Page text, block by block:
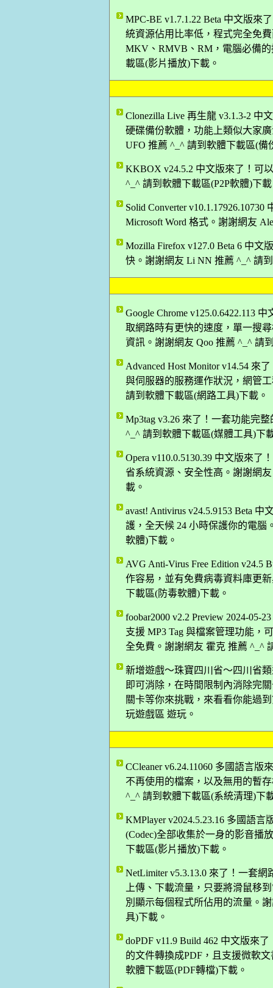
MPC-BE v1.7.1.22 Beta 中文版來
統資源佔用比率低，程式完全免
MKV、RMVB、RM，電腦必備
載區(影片播放)下載。
Clonezilla Live 再生龍 v3.1.3-2 中
硬碟備份軟體，功能上類似大家
UFO 推薦 ^_^ 請到軟體下載區(備
KKBOX v24.5.2 中文版來了！可
^_^ 請到軟體下載區(P2P軟體)下
Solid Converter
Microsoft Word 格式。謝謝網友
Mozilla Firefox v127.0 Beta 6 中
快。謝謝網友 Li NN 推薦 ^_^ 請
Google Chrome v125.0.6422.113
取網路時有更快的速度，單一搜
資訊。謝謝網友 Qoo 推薦 ^_^ 請
Advanced Host Monitor v14.54 來
與伺服器的服務運作狀況，網管
請到軟體下載區(網路工具)下載。
Mp3tag v3.26 來了！一套功能完
^_^ 請到軟體下載區(媒體工具)下
Opera v110.0.5130.39 中文版來
省系統資源、安全性高。謝謝網
載。
avast! Antivirus v24.5.9153 Beta
護，全天候 24 小時保護你的電腦
軟體)下載。
AVG Anti-Virus Free Edition v24.5
作容易，並有免費病毒資料庫更
下載區(防毒軟體)下載。
foobar2000 v2.2 Preview 2024-
支援 MP3 Tag 與檔案管理功能，
全免費。謝謝網友 霍克 推薦 ^_^
新增遊戲～珠寶四川省～四川省
即可消除，在時間限制內消除完
關卡等你來挑戰，來看看你能過
玩遊戲區 遊玩。
CCleaner v6.24.11060 多國語言
不再使用的檔案，以及無用的暫
^_^ 請到軟體下載區(系統清理)下
KMPlayer v2024.5.23.16 多國語
(Codec)全部收集於一身的影音播
下載區(影片播放)下載。
NetLimiter v5.3.13.0 來了！一套
上傳、下載流量，只要將滑鼠移
別顯示每個程式所佔用的流量。
具)下載。
doPDF v11.9 Build 462 中文版來
的文件轉換成PDF，且支援微軟
軟體下載區(PDF轉檔)下載。